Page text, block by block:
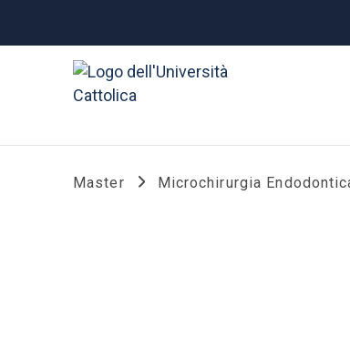
Master Microchirurgia